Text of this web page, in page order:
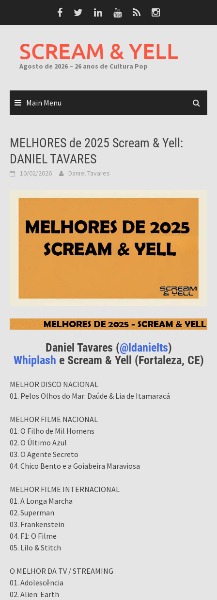
SCREAM & YELL
Agosto de 2026 – 26 anos de Cultura Pop
Main Menu
MELHORES de 2025 Scream & Yell:
DANIEL TAVARES
10/02/2026 Daniel Tavares
Daniel Tavares (@ldanielts)
Whiplash e Scream & Yell (Fortaleza, CE)
MELHOR DISCO NACIONAL
01. Pelos Olhos do Mar: Daúde & Lia de Itamaracá
MELHOR FILME NACIONAL
01. O Filho de Mil Homens
02. O Último Azul
03. O Agente Secreto
04. Chico Bento e a Goiabeira Maraviosa
MELHOR FILME INTERNACIONAL
01. A Longa Marcha
02. Superman
03. Frankenstein
04. F1: O Filme
05. Lilo & Stitch
O MELHOR DA TV / STREAMING
01. Adolescência
02. Alien: Earth